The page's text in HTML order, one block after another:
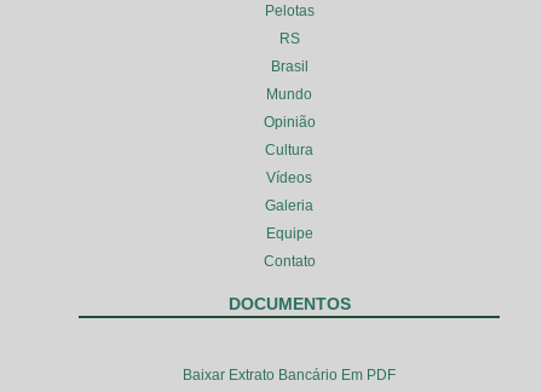
Pelotas
RS
Brasil
Mundo
Opinião
Cultura
Vídeos
Galeria
Equipe
Contato
DOCUMENTOS
Baixar Extrato Bancário Em PDF